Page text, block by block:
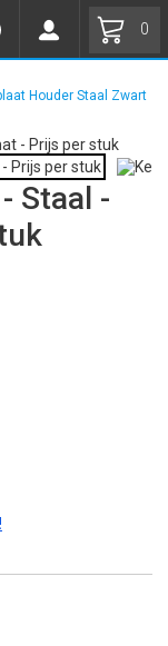
0
Houder Staal Zwart
Staal -